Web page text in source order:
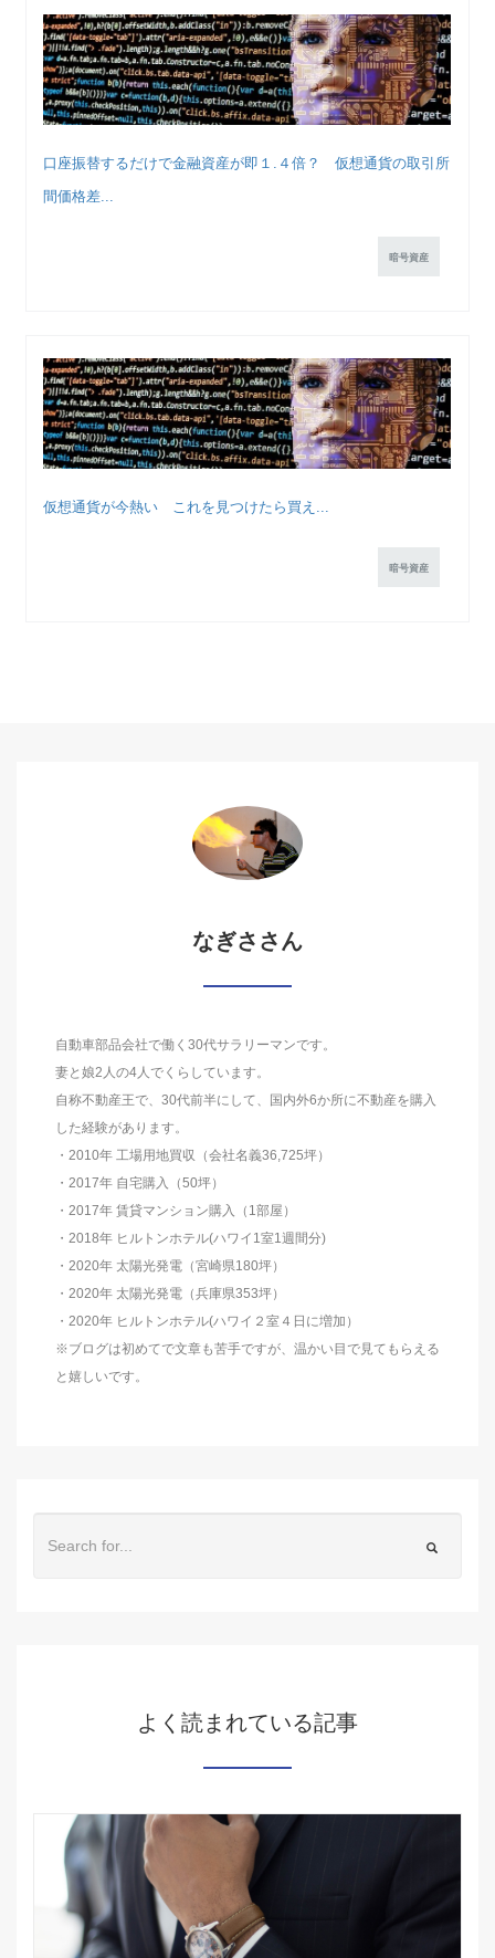
口座振替するだけで金融資産が即１.４倍？ 仮想通貨の取引所
間価格差...
暗号資産
仮想通貨が今熱い これを見つけたら買え...
暗号資産
なぎささん
自動車部品会社で働く30代サラリーマンです。
妻と娘2人の4人でくらしています。
自称不動産王で、30代前半にして、国内外6か所に不動産を購入
した経験があります。
・2010年 工場用地買収（会社名義36,725坪）
・2017年 自宅購入（50坪）
・2017年 賃貸マンション購入（1部屋）
・2018年 ヒルトンホテル(ハワイ1室1週間分)
・2020年 太陽光発電（宮崎県180坪）
・2020年 太陽光発電（兵庫県353坪）
・2020年 ヒルトンホテル(ハワイ２室４日に増加）
※ブログは初めてで文章も苦手ですが、温かい目で見てもらえる
と嬉しいです。
よく読まれている記事